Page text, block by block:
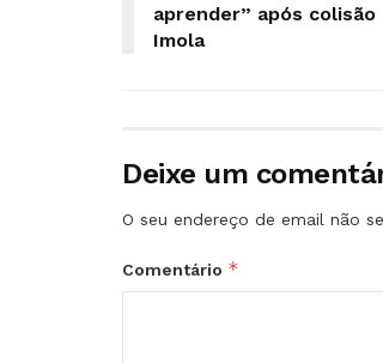
aprender” após
Imola
Deixe um
O seu endereço de email não
Comentário *